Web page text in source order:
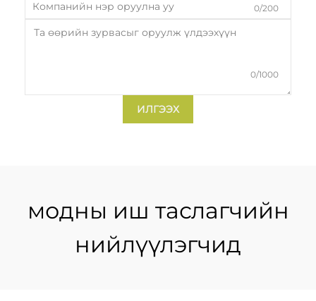
0/200
0/1000
ИЛГЭЭХ
модны иш таслагчийн
нийлүүлэгчид